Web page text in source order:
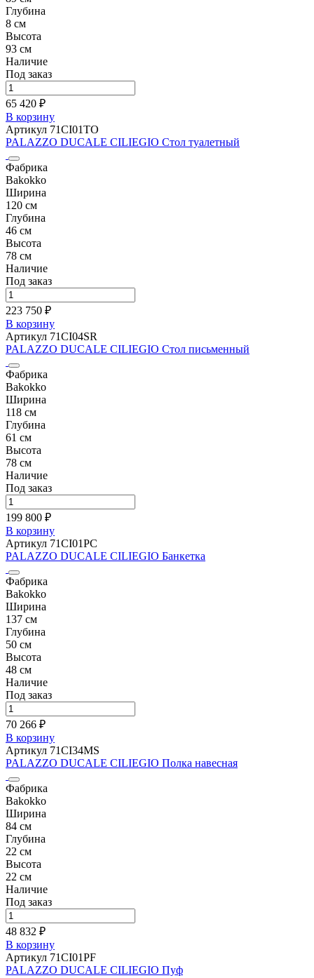
Глубина
8 см
Высота
93 см
Наличие
Под заказ
65 420 ₽
В корзину
Артикул 71CI01TO
PALAZZO DUCALE CILIEGIO Cтол туалетный
Фабрика
Bakokko
Ширина
120 см
Глубина
46 см
Высота
78 см
Наличие
Под заказ
223 750 ₽
В корзину
Артикул 71CI04SR
PALAZZO DUCALE CILIEGIO Cтол письменный
Фабрика
Bakokko
Ширина
118 см
Глубина
61 см
Высота
78 см
Наличие
Под заказ
199 800 ₽
В корзину
Артикул 71CI01PC
PALAZZO DUCALE CILIEGIO Банкетка
Фабрика
Bakokko
Ширина
137 см
Глубина
50 см
Высота
48 см
Наличие
Под заказ
70 266 ₽
В корзину
Артикул 71CI34MS
PALAZZO DUCALE CILIEGIO Полка навесная
Фабрика
Bakokko
Ширина
84 см
Глубина
22 см
Высота
22 см
Наличие
Под заказ
48 832 ₽
В корзину
Артикул 71CI01PF
PALAZZO DUCALE CILIEGIO Пуф